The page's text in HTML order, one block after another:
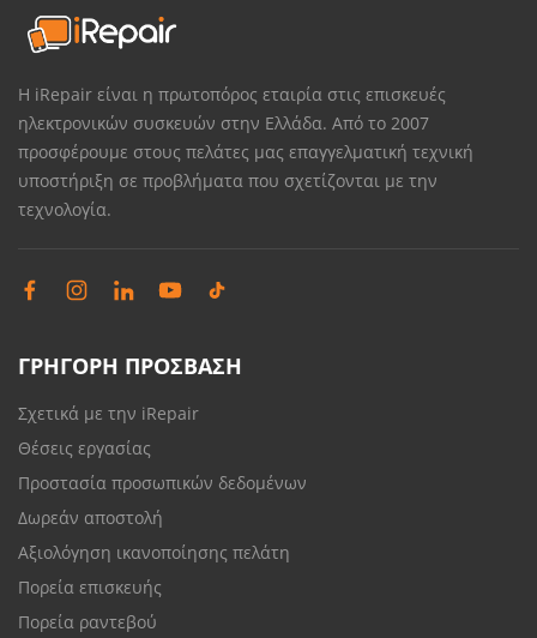
Η iRepair είναι η πρωτοπόρος εταιρία στις επισκευές
ηλεκτρονικών συσκευών στην Ελλάδα. Από το 2007
προσφέρουμε στους πελάτες μας επαγγελματική τεχνική
υποστήριξη σε προβλήματα που σχετίζονται με την
τεχνολογία.
ΓΡΗΓΟΡΗ ΠΡΟΣΒΑΣΗ
Σχετικά με την iRepair
Θέσεις εργασίας
Προστασία προσωπικών δεδομένων
Δωρεάν αποστολή
Αξιολόγηση ικανοποίησης πελάτη
Πορεία επισκευής
Πορεία ραντεβού